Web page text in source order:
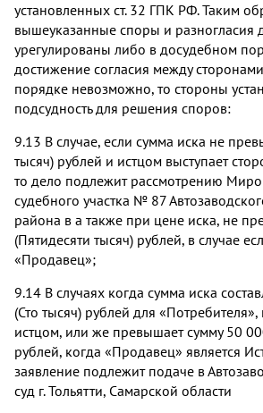
установленных ст. 32 ГПК РФ. Таким
вышеуказанные споры и разногласия
урегулированы либо в досудебном
достижение согласия между
порядке невозможно, то стороны
подсудность для решения споров:
9.13 В случае, если сумма иска не
тысяч) рублей и истцом выступает
то дело подлежит рассмотрению
судебного участка № 87
района в а также при цене иска, не
(Пятидесяти тысяч) рублей, в случае
«Продавец»;
9.14 В случаях когда сумма иска
(Сто тысяч) рублей для
истцом, или же превышает сумму 50
рублей, когда «Продавец» является
заявление подлежит подаче в
суд г. Тольятти, Самарской области